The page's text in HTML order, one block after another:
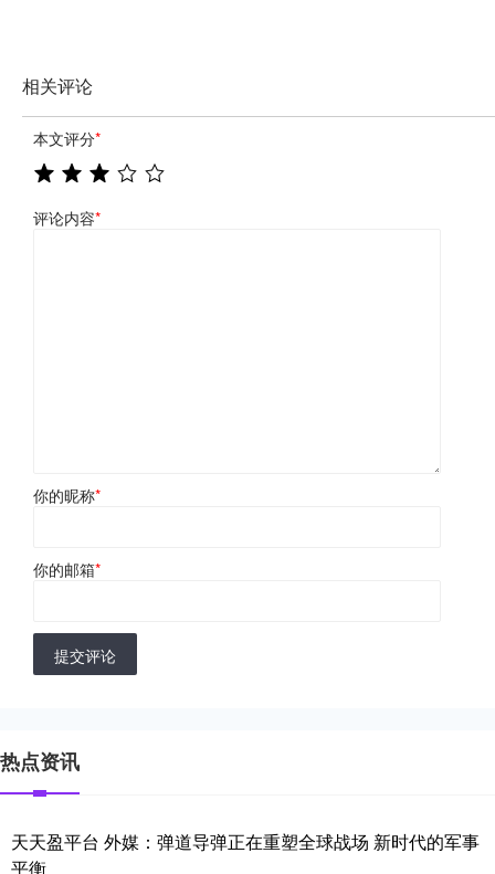
相关评论
本文评分*
评论内容*
你的昵称*
你的邮箱*
提交评论
热点资讯
天天盈平台 外媒：弹道导弹正在重塑全球战场 新时代的军事
平衡